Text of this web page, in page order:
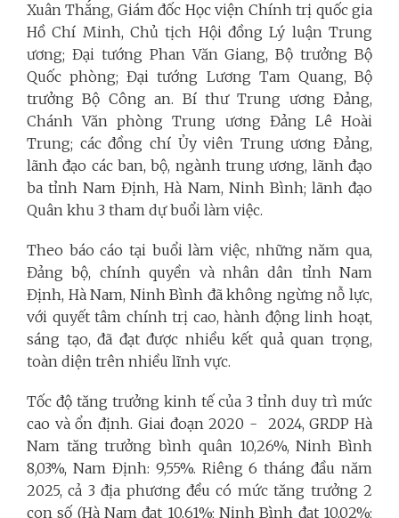
Xuân Thắng, Giám đốc Học viện Chính trị quốc gia
Hồ Chí Minh, Chủ tịch Hội đồng Lý luận Trung
ương; Đại tướng Phan Văn Giang, Bộ trưởng Bộ
Quốc phòng; Đại tướng Lương Tam Quang, Bộ
trưởng Bộ Công an. Bí thư Trung ương Đảng,
Chánh Văn phòng Trung ương Đảng Lê Hoài
Trung; các đồng chí Ủy viên Trung ương Đảng,
lãnh đạo các ban, bộ, ngành trung ương, lãnh đạo
ba tỉnh Nam Định, Hà Nam, Ninh Bình; lãnh đạo
Quân khu 3 tham dự buổi làm việc.
Theo báo cáo tại buổi làm việc, những năm qua,
Đảng bộ, chính quyền và nhân dân tỉnh Nam
Định, Hà Nam, Ninh Bình đã không ngừng nỗ lực,
với quyết tâm chính trị cao, hành động linh hoạt,
sáng tạo, đã đạt được nhiều kết quả quan trọng,
toàn diện trên nhiều lĩnh vực.
Tốc độ tăng trưởng kinh tế của 3 tỉnh duy trì mức
cao và ổn định. Giai đoạn 2020 - 2024, GRDP Hà
Nam tăng trưởng bình quân 10,26%, Ninh Bình
8,03%, Nam Định: 9,55%. Riêng 6 tháng đầu năm
2025, cả 3 địa phương đều có mức tăng trưởng 2
con số (Hà Nam đạt 10,61%; Ninh Bình đạt 10,02%;